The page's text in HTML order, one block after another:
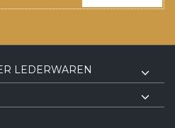
LEDERWAREN